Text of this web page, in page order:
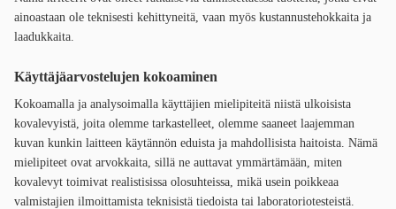
ainoastaan ole teknisesti kehittyneitä, vaan myös kustannustehokkaita ja
laadukkaita.
Käyttäjäarvostelujen kokoaminen
Kokoamalla ja analysoimalla käyttäjien mielipiteitä niistä ulkoisista
kovalevyistä, joita olemme tarkastelleet, olemme saaneet laajemman
kuvan kunkin laitteen käytännön eduista ja mahdollisista haitoista. Nämä
mielipiteet ovat arvokkaita, sillä ne auttavat ymmärtämään, miten
kovalevyt toimivat realistisissa olosuhteissa, mikä usein poikkeaa
valmistajien ilmoittamista teknisistä tiedoista tai laboratoriotesteistä.